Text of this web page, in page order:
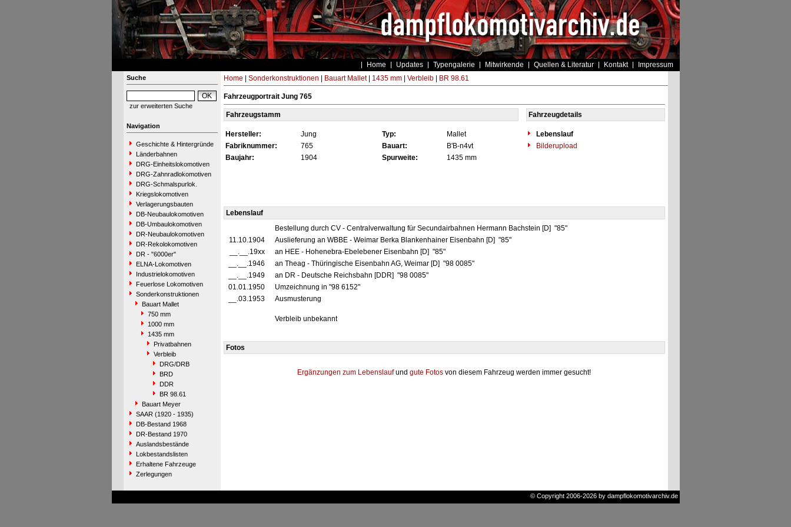
Home Updates Typengalerie Mitwirkende Quellen & Literatur Kontakt Impressum
Suche
zur erweiterten Suche
Navigation
Geschichte & Hintergründe
Länderbahnen
DRG-Einheitslokomotiven
DRG-Zahnradlokomotiven
DRG-Schmalspurlok.
Kriegslokomotiven
Verlagerungsbauten
DB-Neubaulokomotiven
DB-Umbaulokomotiven
DR-Neubaulokomotiven
DR-Rekolokomotiven
DR - "6000er"
ELNA-Lokomotiven
Industrielokomotiven
Feuerlose Lokomotiven
Sonderkonstruktionen
Bauart Mallet
750 mm
1000 mm
1435 mm
Privatbahnen
Verbleib
DRG/DRB
BRD
DDR
BR 98.61
Bauart Meyer
SAAR (1920 - 1935)
DB-Bestand 1968
DR-Bestand 1970
Auslandsbestände
Lokbestandslisten
Erhaltene Fahrzeuge
Zerlegungen
Home Sonderkonstruktionen Bauart Mallet| 1435 mm| Verbleib| BR 98.61
Fahrzeugportrait Jung 765
Fahrzeugstamm Fahrzeugdetails
Hersteller: Jung Typ: Mallet
Lebenslauf
Fabriknummer:
765 Bauart: B'B-n4vt
Bilderupload
Baujahr:
1904 Spurweite: 1435 mm
Lebenslauf
Bestellung durch CV - Centralverwaltung für Secundairbahnen Hermann Bachstein [D] "85"
11.10.1904
Auslieferung an WBBE - Weimar Berka Blankenhainer Eisenbahn [D] "85"
__.__.19xx
an HEE - Hohenebra-Ebelebener Eisenbahn [D] "85"
__.__.1946
an Theag - Thüringische Eisenbahn AG, Weimar [D] "98 0085"
__.__.1949
an DR - Deutsche Reichsbahn [DDR] "98 0085"
01.01.1950
Umzeichnung in "98 6152"
__.03.1953
Ausmusterung
Verbleib unbekannt
Fotos
Ergänzungen zum Lebenslaufund gute Fotos von diesem Fahrzeug werden immer gesucht!
© Copyright 2006-2026 by dampflokomotivarchiv.de